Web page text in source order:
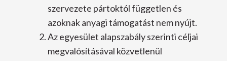
szervezete pártoktól független és
azoknak anyagi támogatást nem nyújt.
Az egyesület alapszabály szerinti céljai
megvalósításával közvetlenül